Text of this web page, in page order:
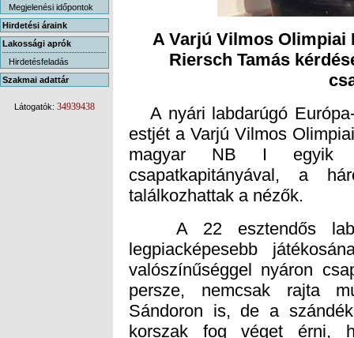
Megjelenési időpontok
Hirdetési áraink
Lakossági aprók
Hirdetésfeladás
Szakmai adattár
Látogatók: 34939438
A Varjú Vilmos Olimpiai
Riersch Tamás
A nyári labdarúgó
estjét a Varjú Vilmos
magyar NB I egyik
csapatkapitányával, a
találkozhattak a nézők.
A 22 esztendős
legpiacképesebb
valószínűséggel nyáron
persze, nemcsak rajta
Sándoron is, de a
korszak fog véget érni,
egyesületeit leszámítva